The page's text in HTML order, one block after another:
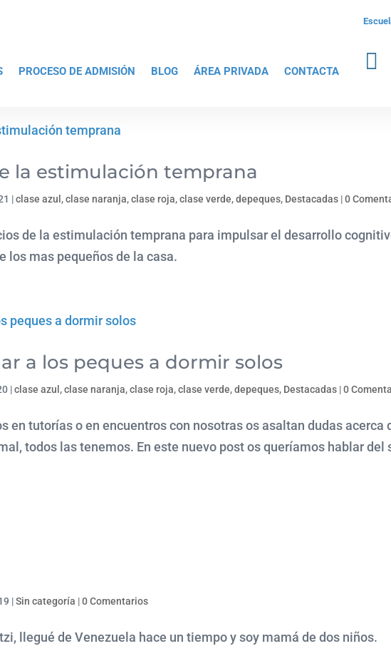
PROCESO DE ADMISIÓN BLOG ÁREA PRIVADA CONTACTA 
la estimulación temprana
|clase azul ,clase naranja,clase roja,clase verde,depeques, Destacadas |0
de la estimulación temprana para impulsar el desarrollo
los mas pequeños de la casa.
a los peques a dormir solos
|clase azul ,clase naranja,clase roja,clase verde,depeques, Destacadas |0
en tutorías o en encuentros con nosotras os asaltan dudas acerca
todos las tenemos. En este nuevo post os queríamos hablar del
|Sin categoría |0 Comentarios
llegué de Venezuela hace un tiempo y soy mamá de dos niños.